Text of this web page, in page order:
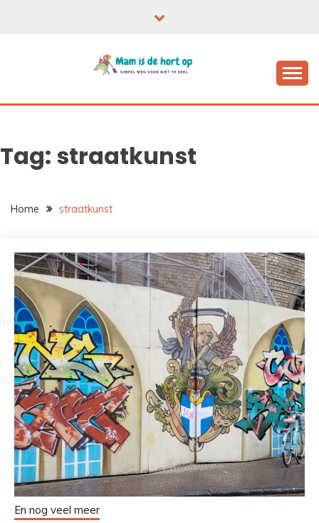
Tag: straatkunst
Home straatkunst
En nog veel meer